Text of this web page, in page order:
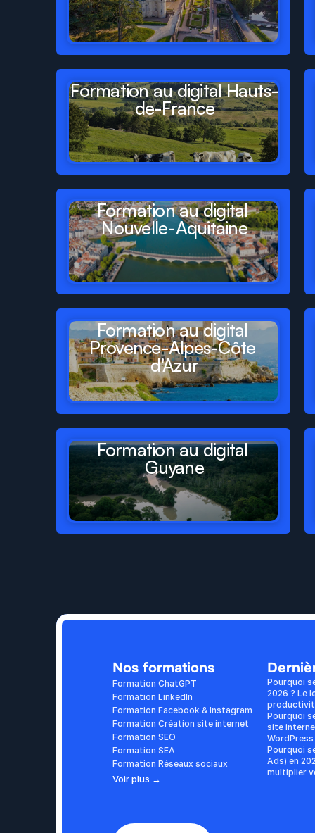
Formation au digital Hauts-
de-France
Formation au digital
Nouvelle-Aquitaine
Formation au digital
Provence-Alpes-Côte
d'Azur
Formation au digital
Guyane
Nos formations
Formation ChatGPT
Formation LinkedIn
Formation Facebook & Instagram
Formation Création site internet
Formation SEO
Formation SEA
Formation Réseaux sociaux
Voir plus →
Pourquoi
2026 ? Le
Pourquoi
site
Pourquoi
Ads) en
multiplier